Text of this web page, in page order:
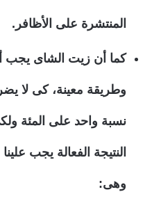
المنتشرة على الأظافر.
كما أن زيت الشاى يجب
وطريقة معينة، كى لا
نسبة واحد على المئة
النتيجة الفعالة يجب
وهى: